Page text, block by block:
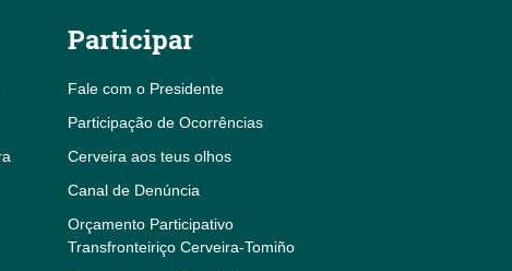
Participar
Fale com o Presidente
Participação de Ocorrências
Cerveira aos teus olhos
Canal de Denúncia
Orçamento Participativo
Transfronteiriço Cerveira-Tomiño